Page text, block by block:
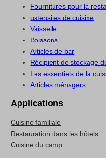
Fournitures pour la
ustensiles de cuisine
Vaisselle
Boissons
Articles de bar
Récipient de stockage
Les essentiels de la
Articles ménagers
Applications
Cuisine familiale
Restauration dans les hôtels
Cuisine du camp